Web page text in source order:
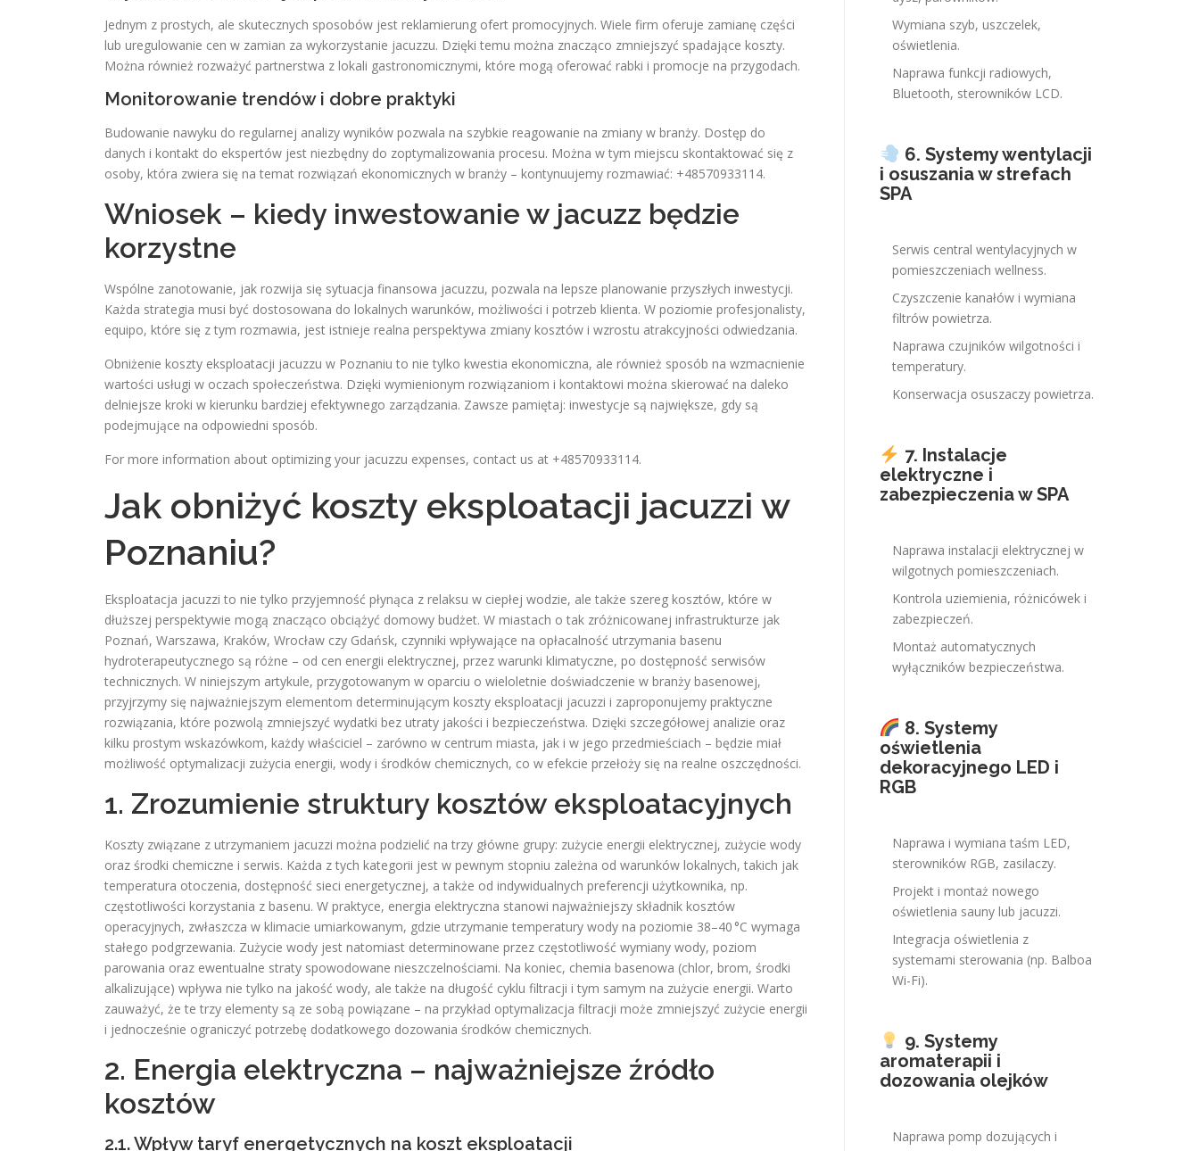
Jednym z prostych, ale skutecznych sposobów jest reklamierung ofert promocyjnych. Wiele firm oferuje zamianę części
lub uregulowanie cen w zamian za wykorzystanie jacuzzu. Dzięki temu można znacząco zmniejszyć spadające koszty.
Można również rozważyć partnerstwa z lokali gastronomicznymi, które mogą oferować rabki i promocje na przygodach.
Monitorowanie trendów i dobre praktyki
Budowanie nawyku do regularnej analizy wyników pozwala na szybkie reagowanie na zmiany w branży. Dostęp do
danych i kontakt do ekspertów jest niezbędny do zoptymalizowania procesu. Można w tym miejscu skontaktować się z
osoby, która zwiera się na temat rozwiązań ekonomicznych w branży – kontynuujemy rozmawiać: +48570933114.
Wniosek – kiedy inwestowanie w jacuzz będzie
korzystne
Wspólne zanotowanie, jak rozwija się sytuacja finansowa jacuzzu, pozwala na lepsze planowanie przyszłych inwestycji.
Każda strategia musi być dostosowana do lokalnych warunków, możliwości i potrzeb klienta. W poziomie profesjonalisty,
equipo, które się z tym rozmawia, jest istnieje realna perspektywa zmiany kosztów i wzrostu atrakcyjności odwiedzania.
Obniżenie koszty eksploatacji jacuzzu w Poznaniu to nie tylko kwestia ekonomiczna, ale również sposób na wzmacnienie
wartości usługi w oczach społeczeństwa. Dzięki wymienionym rozwiązaniom i kontaktowi można skierować na daleko
delniejsze kroki w kierunku bardziej efektywnego zarządzania. Zawsze pamiętaj: inwestycje są największe, gdy są
podejmujące na odpowiedni sposób.
For more information about optimizing your jacuzzu expenses, contact us at +48570933114.
Jak obniżyć koszty eksploatacji jacuzzi w
Poznaniu?
Eksploatacja jacuzzi to nie tylko przyjemność płynąca z relaksu w ciepłej wodzie, ale także szereg kosztów, które w
dłuższej perspektywie mogą znacząco obciążyć domowy budżet. W miastach o tak zróżnicowanej infrastrukturze jak
Poznań, Warszawa, Kraków, Wrocław czy Gdańsk, czynniki wpływające na opłacalność utrzymania basenu
hydroterapeutycznego są różne – od cen energii elektrycznej, przez warunki klimatyczne, po dostępność serwisów
technicznych. W niniejszym artykule, przygotowanym w oparciu o wieloletnie doświadczenie w branży basenowej,
przyjrzymy się najważniejszym elementom determinującym koszty eksploatacji jacuzzi i zaproponujemy praktyczne
rozwiązania, które pozwolą zmniejszyć wydatki bez utraty jakości i bezpieczeństwa. Dzięki szczegółowej analizie oraz
kilku prostym wskazówkom, każdy właściciel – zarówno w centrum miasta, jak i w jego przedmieściach – będzie miał
możliwość optymalizacji zużycia energii, wody i środków chemicznych, co w efekcie przełoży się na realne oszczędności.
1. Zrozumienie struktury kosztów eksploatacyjnych
Koszty związane z utrzymaniem jacuzzi można podzielić na trzy główne grupy: zużycie energii elektrycznej, zużycie wody
oraz środki chemiczne i serwis. Każda z tych kategorii jest w pewnym stopniu zależna od warunków lokalnych, takich jak
temperatura otoczenia, dostępność sieci energetycznej, a także od indywidualnych preferencji użytkownika, np.
częstotliwości korzystania z basenu. W praktyce, energia elektryczna stanowi najważniejszy składnik kosztów
operacyjnych, zwłaszcza w klimacie umiarkowanym, gdzie utrzymanie temperatury wody na poziomie 38–40 °C wymaga
stałego podgrzewania. Zużycie wody jest natomiast determinowane przez częstotliwość wymiany wody, poziom
parowania oraz ewentualne straty spowodowane nieszczelnościami. Na koniec, chemia basenowa (chlor, brom, środki
alkalizujące) wpływa nie tylko na jakość wody, ale także na długość cyklu filtracji i tym samym na zużycie energii. Warto
zauważyć, że te trzy elementy są ze sobą powiązane – na przykład optymalizacja filtracji może zmniejszyć zużycie energii
i jednocześnie ograniczyć potrzebę dodatkowego dozowania środków chemicznych.
2. Energia elektryczna – najważniejsze źródło
kosztów
2.1. Wpływ taryf energetycznych na koszt eksploatacji
Wymiana szyb, uszczelek,
oświetlenia.
Naprawa funkcji radiowych,
Bluetooth, sterowników LCD.
6. Systemy wentylacji
i osuszania w strefach
SPA
Serwis central wentylacyjnych w
pomieszczeniach wellness.
Czyszczenie kanałów i wymiana
filtrów powietrza.
Naprawa czujników wilgotności i
temperatury.
Konserwacja osuszaczy powietrza.
7. Instalacje
elektryczne i
zabezpieczenia w SPA
Naprawa instalacji elektrycznej w
wilgotnych pomieszczeniach.
Kontrola uziemienia, różnicówek i
zabezpieczeń.
Montaż automatycznych
wyłączników bezpieczeństwa.
8. Systemy
oświetlenia
dekoracyjnego LED i
RGB
Naprawa i wymiana taśm LED,
sterowników RGB, zasilaczy.
Projekt i montaż nowego
oświetlenia sauny lub jacuzzi.
Integracja oświetlenia z
systemami sterowania (np. Balboa
Wi-Fi).
9. Systemy
aromaterapii i
dozowania olejków
Naprawa pomp dozujących i